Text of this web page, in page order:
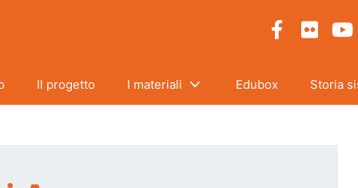
Il progetto I materiali Edubox Storia